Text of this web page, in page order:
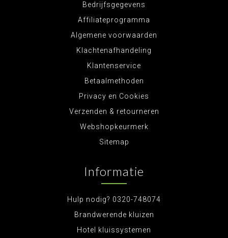
Bedrijfsgegevens
Affiliateprogramma
Algemene voorwaarden
Klachtenafhandeling
Klantenservice
Betaalmethoden
Privacy en Cookies
Verzenden & retourneren
Webshopkeurmerk
Sitemap
Informatie
Hulp nodig? 0320-748074
Brandwerende kluizen
Hotel kluissystemen